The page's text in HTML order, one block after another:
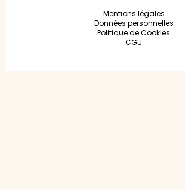
Mentions légales
Données personnelles
Politique de Cookies
CGU